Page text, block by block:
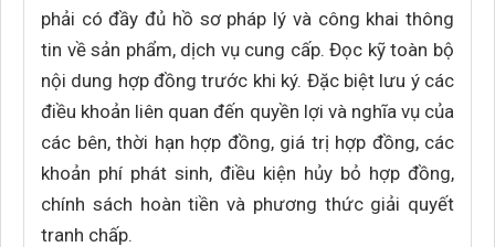
phải có đầy đủ hồ sơ pháp lý và công khai thông
tin về sản phẩm, dịch vụ cung cấp. Đọc kỹ toàn bộ
nội dung hợp đồng trước khi ký. Đặc biệt lưu ý các
điều khoản liên quan đến quyền lợi và nghĩa vụ của
các bên, thời hạn hợp đồng, giá trị hợp đồng, các
khoản phí phát sinh, điều kiện hủy bỏ hợp đồng,
chính sách hoàn tiền và phương thức giải quyết
tranh chấp.